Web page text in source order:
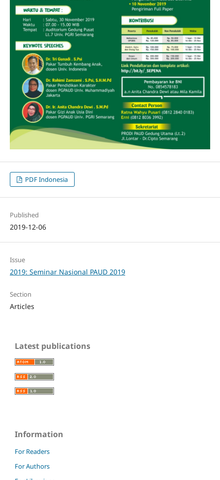
PDF Indonesia
Published
2019-12-06
Issue
2019: Seminar Nasional PAUD 2019
Section
Articles
Latest publications
Information
For Readers
For Authors